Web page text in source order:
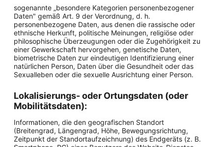
sogenannte „besondere Kategorien personenbezogener
Daten" gemäß Art. 9 der Verordnung, d. h.
personenbezogene Daten, aus denen die rassische oder
ethnische Herkunft, politische Meinungen, religiöse oder
philosophische Überzeugungen oder die Zugehörigkeit zu
einer Gewerkschaft hervorgehen, genetische Daten,
biometrische Daten zur eindeutigen Identifizierung einer
natürlichen Person, Daten über die Gesundheit oder das
Sexualleben oder die sexuelle Ausrichtung einer Person.
Lokalisierungs- oder Ortungsdaten (oder
Mobilitätsdaten):
Informationen, die den geografischen Standort
(Breitengrad, Längengrad, Höhe, Bewegungsrichtung,
Zeitpunkt der Standortaufzeichnung) des Endgeräts (z. B.